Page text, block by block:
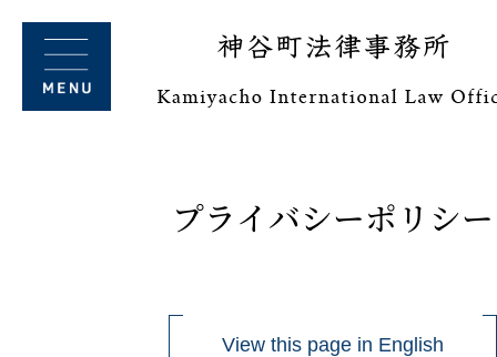
プライバシーポリシー
View this page in English